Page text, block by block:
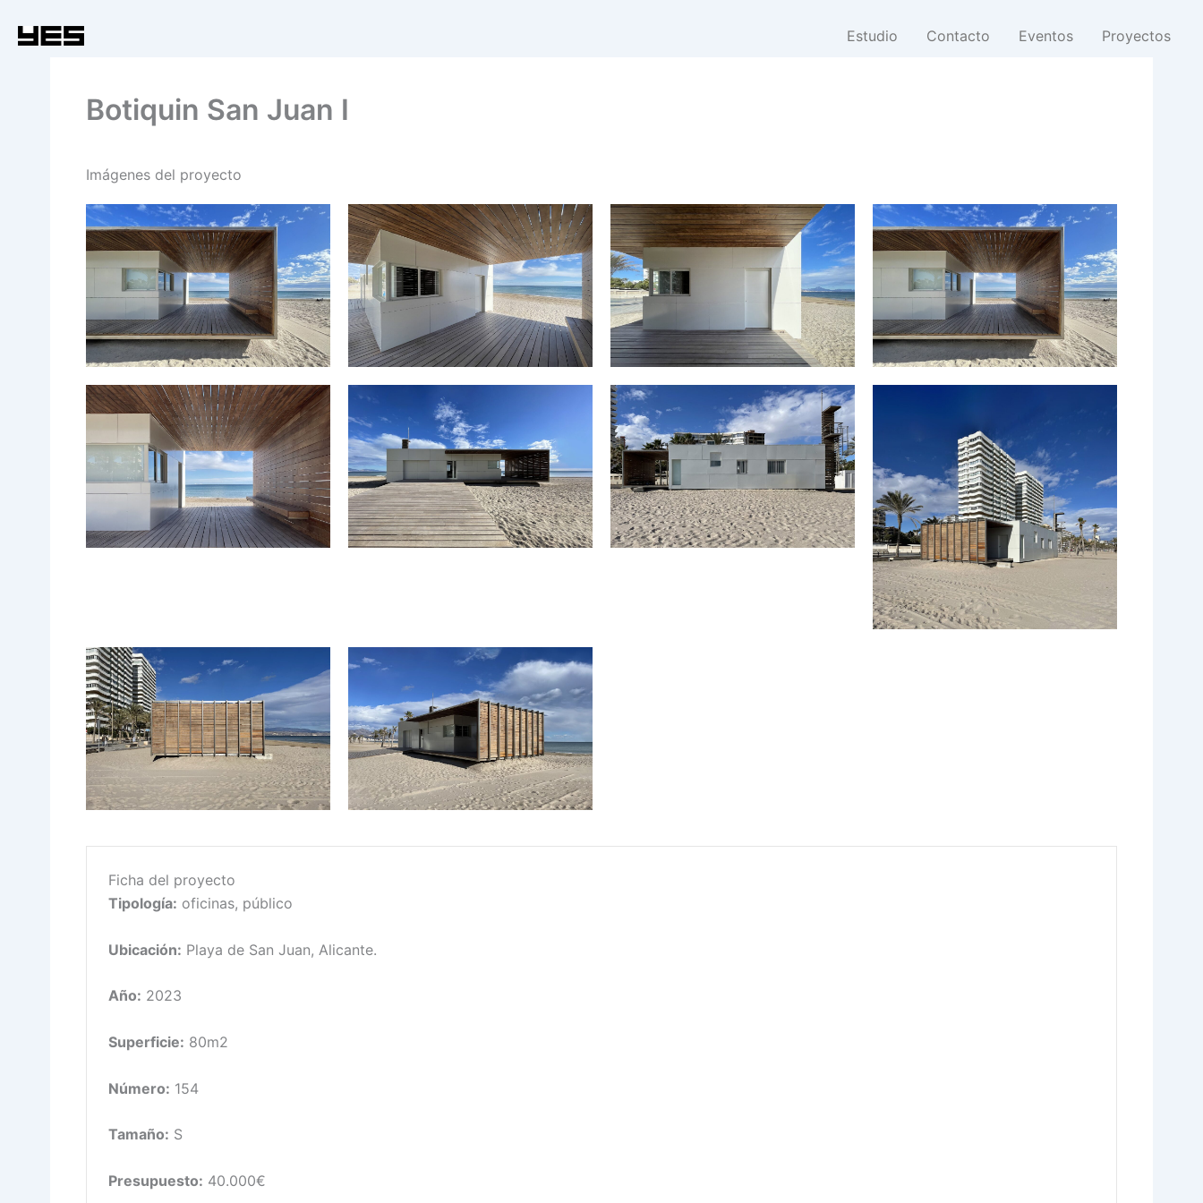
Estudio Contacto Eventos Proyectos
Botiquin San Juan I
Imágenes del proyecto
Ficha del proyecto
Tipología: oficinas, público
Ubicación: Playa de San Juan, Alicante.
Año: 2023
Superficie: 80m2
Número: 154
Tamaño: S
Presupuesto: 40.000€